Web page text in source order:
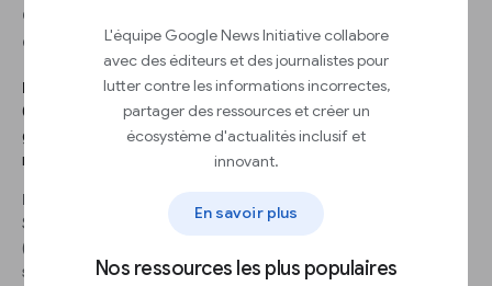
L'équipe Google News Initiative collabore
avec des éditeurs et des journalistes pour
lutter contre les informations incorrectes,
partager des ressources et créer un
écosystème d'actualités inclusif et
innovant.
En savoir plus
Nos ressources les plus populaires
d’attirer l’attention de nos utilisateurs sur des
éléments en particulier.
ÉTAPE 1
Changez la couleur de toutes les barres en gris. Dans l’Éditeur de
graphique, sélectionnez Personnaliser > Séries et choisissez une
nuance de gris foncé pour Brut mondial.
ÉTAPE 2
Surlignons le film Jurassic Park, le plus vieux de la liste
(1993).Allez à Formater point de donnée et cliquez
sur Ajouter.Sélectionnez Brut mondial : Jurassic Park et cliquez